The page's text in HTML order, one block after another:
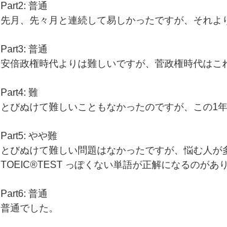
Part2: 普通
先月、先々月と連続して易しかったですが、それよ
Part3: 普通
安倍政権時代よりは難しいですが、菅政権時代はこ
Part4: 難
とびぬけて難しいこともなかったのですが、この1
Part5: やや難
とびぬけて難しい問題はなかったですが、悩む人が
TOEIC®TEST っぽくない単語が正解になるのがあり
Part6: 普通
普通でした。